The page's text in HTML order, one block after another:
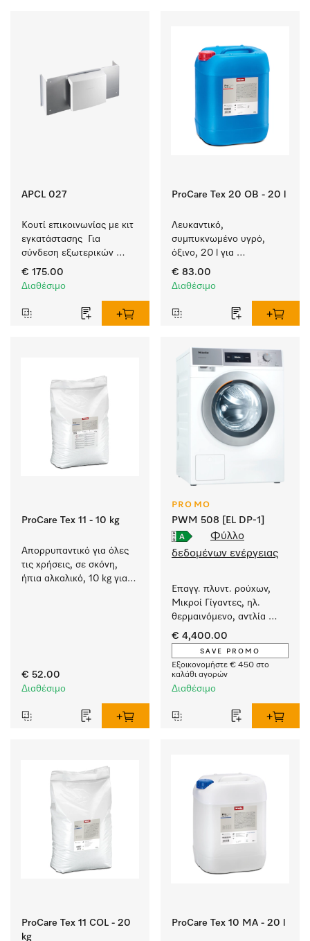
APCL 027
Κουτί επικοινωνίας με κιτ
εγκατάστασης  Για
σύνδεση εξωτερικών
συστημάτων και
στεγνωτηρίου με αντλία
€ 175.00
Διαθέσιμο
ProCare Tex 20 OB - 20 l
Λευκαντικό,
συμπυκνωμένο υγρό,
όξινο, 20 l για
αποτελεσματική
αφαίρεση επίμονων
€ 83.00
Διαθέσιμο
ProCare Tex 11 - 10 kg
Απορρυπαντικό για όλες
τις χρήσεις, σε σκόνη,
ήπια αλκαλικό, 10 kg για
€ 52.00
Διαθέσιμο
PROMO
PWM 508 [EL DP-1]
Φύλλο
δεδομένων ενέργειας
Επαγγ. πλυντ. ρούχων,
Μικροί Γίγαντες, ηλ.
θερμαινόμενο, αντλία
αποχέτευσ. και ειδικά
προγράμματα
συγκεκριμένων
απαιτήσεων.
Χωρητικότητα 8 kg
€ 4,400.00
SAVE PROMO
Εξοικονομήστε € 450 στο
καλάθι αγορών
Διαθέσιμο
ProCare Tex 11 COL - 20
kg
ProCare Tex 10 MA - 20 l